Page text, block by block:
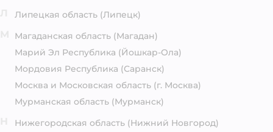
Липецкая область (Липецк)
Магаданская область (Магадан)
Марий Эл Республика (Йошкар-Ола)
Мордовия Республика (Саранск)
Москва и Московская область (г. Москва)
Мурманская область (Мурманск)
Нижегородская область (Нижний Новгород)